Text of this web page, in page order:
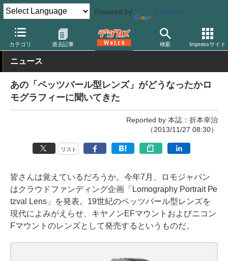
Powered by Translate
カテゴリ 過去記事 検索 Impressサイト
デジカメ Watch レンズ 交換レンズ その他
ニュース
あの「ペッツバール型レンズ」がどうなったかロ
モグラフィーに聞いてきた
Reported by 本誌：折本幸治
（2013/11/27 08:30）
リスト
皆さんは覚えているだろうか。今年7月、ロモジャパン
はクラウドファンディング企画「Lomography Portrait Pe
tzval Lens」を発表。19世紀のペッツバール型レンズを
現代によみがえらせ、キヤノンEFマウントおよびニコン
Fマウントのレンズとして発売するというものだ。